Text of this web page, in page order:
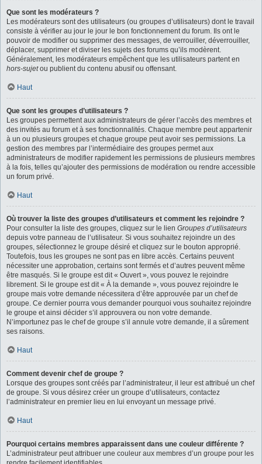
Que sont les modérateurs ?
Les modérateurs sont des utilisateurs (ou groupes d’utilisateurs) dont le travail
consiste à vérifier au jour le jour le bon fonctionnement du forum. Ils ont le
pouvoir de modifier ou supprimer des messages, de verrouiller, déverrouiller,
déplacer, supprimer et diviser les sujets des forums qu’ils modèrent.
Généralement, les modérateurs empêchent que les utilisateurs partent en
hors-sujetou publient du contenu abusif ou offensant.
Haut
Que sont les groupes d’utilisateurs ?
Les groupes permettent aux administrateurs de gérer l’accès des membres et
des invités au forum et à ses fonctionnalités. Chaque membre peut appartenir
à un ou plusieurs groupes et chaque groupe peut avoir ses permissions. La
gestion des membres par l’intermédiaire des groupes permet aux
administrateurs de modifier rapidement les permissions de plusieurs membres
à la fois, telles qu’ajouter des permissions de modération ou rendre accessible
un forum privé.
Haut
Où trouver la liste des groupes d’utilisateurs et comment les rejoindre ?
Pour consulter la liste des groupes, cliquez sur le lien Groupes d’utilisateurs
depuis votre panneau de l’utilisateur. Si vous souhaitez rejoindre un des
groupes, sélectionnez le groupe désiré et cliquez sur le bouton approprié.
Toutefois, tous les groupes ne sont pas en libre accès. Certains peuvent
nécessiter une approbation, certains sont fermés et d’autres peuvent même
être masqués. Si le groupe est dit « Ouvert », vous pouvez le rejoindre
librement. Si le groupe est dit « À la demande », vous pouvez rejoindre le
groupe mais votre demande nécessitera d’être approuvée par un chef de
groupe. Ce dernier pourra vous demander pourquoi vous souhaitez rejoindre
le groupe et ainsi décider s’il approuvera ou non votre demande.
N’importunez pas le chef de groupe s’il annule votre demande, il a sûrement
ses raisons.
Haut
Comment devenir chef de groupe ?
Lorsque des groupes sont créés par l’administrateur, il leur est attribué un chef
de groupe. Si vous désirez créer un groupe d’utilisateurs, contactez
l’administrateur en premier lieu en lui envoyant un message privé.
Haut
Pourquoi certains membres apparaissent dans une couleur différente ?
L’administrateur peut attribuer une couleur aux membres d’un groupe pour les